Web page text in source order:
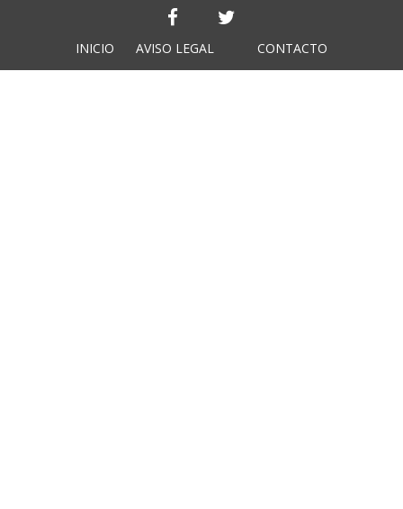
INICIO AVISO LEGAL CONTACTO